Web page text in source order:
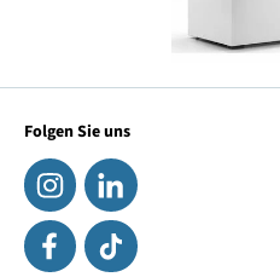
Folgen Sie uns